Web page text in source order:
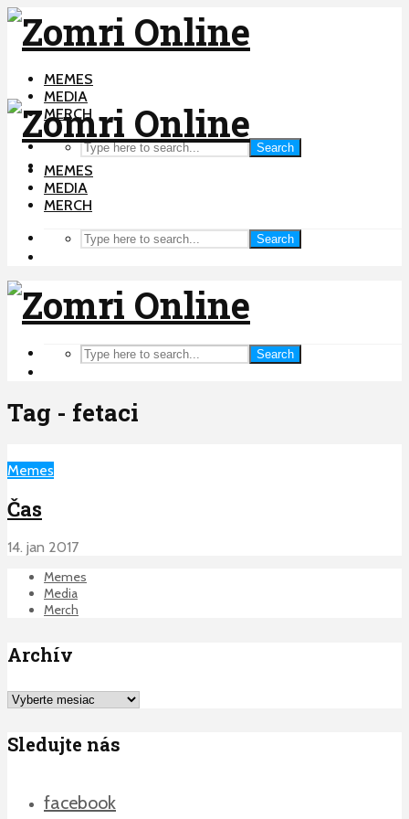
MEMES
MEDIA
MERCH
Search
MEMES
MEDIA
MERCH
Search
Search
Tag - fetaci
Memes
Čas
14. jan 2017
Memes
Media
Merch
Archív
Archív
Sledujte nás
facebook